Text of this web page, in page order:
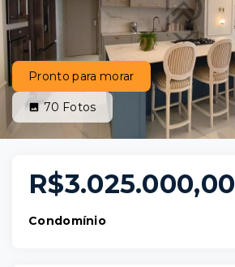
Pronto para morar
70 Fotos
R$3.025.000,00
Condomínio